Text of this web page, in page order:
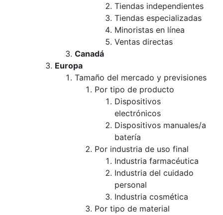
Tiendas independientes
Tiendas especializadas
Minoristas en línea
Ventas directas
Canadá
Europa
Tamaño del mercado y previsiones
Por tipo de producto
Dispositivos
electrónicos
Dispositivos manuales/a
batería
Por industria de uso final
Industria farmacéutica
Industria del cuidado
personal
Industria cosmética
Por tipo de material